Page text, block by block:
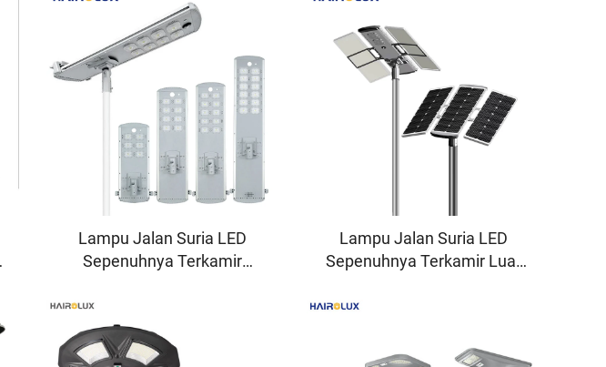
Jalan Suria LED Terkamir
Lampu Jalan Suria LED
Sepenuhnya Terkamir
Pembersihan Diri dari Kilang
OEM/ODM
Lampu Jalan Suria LED
Sepenuhnya Terkamir Luar
berkuasa 40W, 60W, 80W,
Profesional OEM/ODM